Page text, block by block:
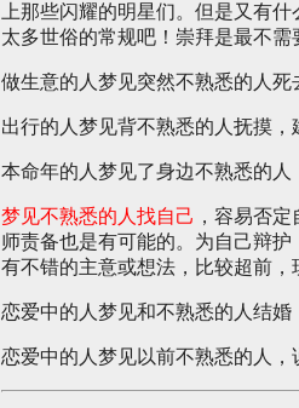
上那些闪耀的明星们。但是又有
太多世俗的常规吧！崇拜是最不需
做生意的人梦见突然不熟悉的人死
出行的人梦见背不熟悉的人抚摸，
本命年的人梦见了身边不熟悉的人
梦见不熟悉的人找自己 ，容易否
师责备也是有可能的。为自己辩
有不错的主意或想法，比较超前，
恋爱中的人梦见和不熟悉的人结婚
恋爱中的人梦见以前不熟悉的人，